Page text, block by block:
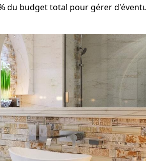
du budget total pour gérer